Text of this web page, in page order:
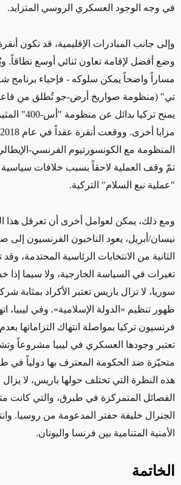
في وجه الوجود العسكري الروسي
وإلى جانب المبادرات الإقليمية، قد تكون
وضع أفضل لإقامة تعاون ثنائي أوسع نطاقاً.
مساراً واضحاً يمكن سلوكه - فإحياء برنامج
تي" (منظومة صواريخ أرض-جو تُطلق من
يمنح تركيا بدائل عن منظومة "أس-400" المثيرة للجدل، من
المنظومة مع الكونسورتيوم الفرنسي-
تمّ وقف العملية لاحقاً بسبب خلافات
"عملية نبع السلام" التركية.
ومع ذلك، يمكن لعوامل أخرى أن تعرقل هذا
نيسان/أبريل، يعود الناخبون الفرنسيون إلى
الثانية من الانتخابات الرئاسية المحتدمة، وقد
تغيرات في السياسة الخارجية، ولا سيما
سوريا، لا تزال باريس تعتبر الأكراد بمثابة
ظهور تنظيم « الدولة الإسلامية». وفي ليبيا،
فرنسيون تركيا بمواصلة انتهاك التزاماتها
تعتبر وجودها العسكري في ليبيا مشروعاً
متحيّزة ضد الحكومة المعترف بها دولياً في
هذه النظرة التي تختلف حولها باريس، لا
الفصائل المتمركزة في طبرق، والتي كانت
الجنرال خليفة حفتر المدعومة من روسيا.
الأمنية المتنامية بين فرنسا واليونان.
الخاتمة